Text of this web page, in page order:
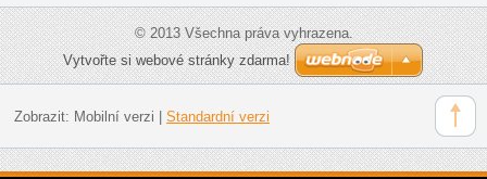
© 2013 Všechna práva vyhrazena.
Vytvořte si webové stránky zdarma!
Zobrazit: Mobilní verzi Standardní verzi